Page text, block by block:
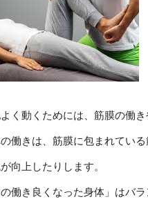
く動くためには、筋膜の働
働きは、筋膜に包まれている
向上したりします。
働き良くなった身体」はバ